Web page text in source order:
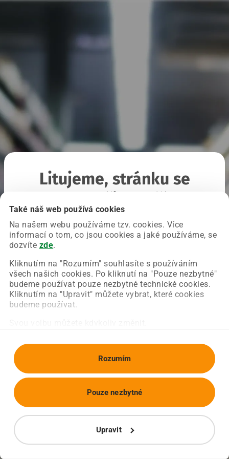
Také náš web používá cookies
Na našem webu používáme tzv. cookies. Více
informací o tom, co jsou cookies a jaké používáme, se
dozvíte zde.
Kliknutím na "Rozumím" souhlasíte s používáním
všech našich cookies. Po kliknutí na "Pouze nezbytné"
budeme používat pouze nezbytné technické cookies.
Kliknutím na "Upravit" můžete vybrat, které cookies
budeme používat.
Rozumím
Upravit
Pouze nezbytné
Litujeme, stránku se
Chyba nastala na naší straně a už ji opravujeme.
Zkuste prosím znovu načíst požadovanou stránku.
Obnovit stránku Úvodní strana